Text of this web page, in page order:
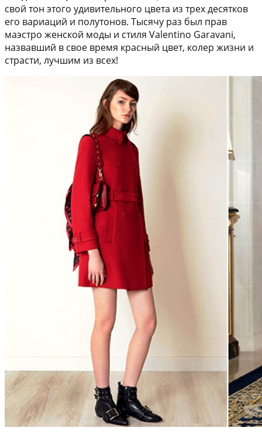
свой тон этого удивительного цвета из трех десятков
его вариаций и полутонов. Тысячу раз был прав
маэстро женской моды и стиля Valentino Garavani,
назвавший в свое время красный цвет, колер жизни и
страсти, лучшим из всех!